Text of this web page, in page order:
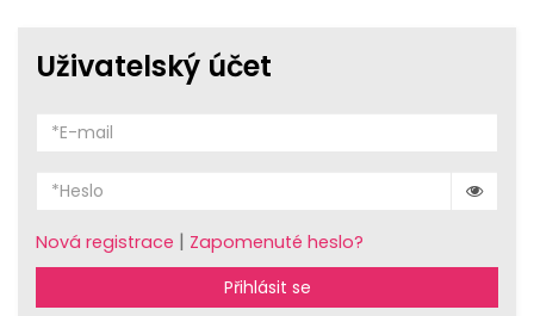
Uživatelský účet
Nová registrace | Zapomenuté heslo?
Přihlásit se